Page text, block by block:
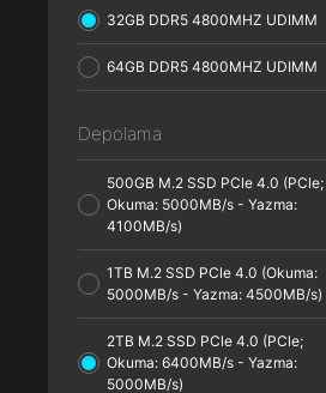
32GB DDR5 4800MHZ UDIMM
64GB DDR5 4800MHZ UDIMM
Depolama
500GB M.2 SSD PCle 4.0 (PCle;
Okuma: 5000MB/s - Yazma:
4100MB/s)
1TB M.2 SSD PCle 4.0 (Okuma:
5000MB/s - Yazma: 4500MB/s)
2TB M.2 SSD PCle 4.0 (PCle;
Okuma: 6400MB/s - Yazma:
5000MB/s)